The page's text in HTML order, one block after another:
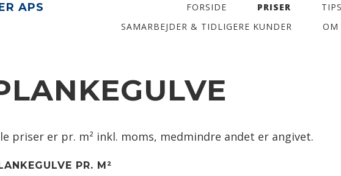
APS
FORSIDE
PRISER
P
U
SAMARBEJDER & TIDLIGERE KUNDER
OM
priser er pr. m² inkl. moms, medmindre andet er angivet.
PR. M²